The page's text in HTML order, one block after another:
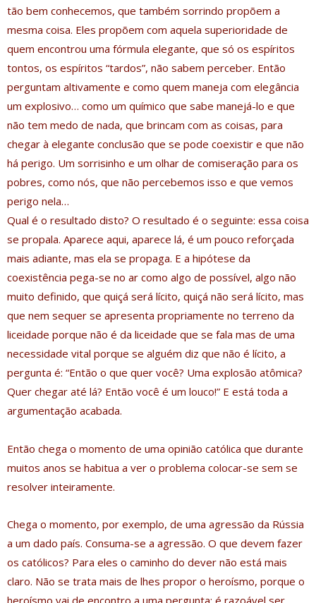
tão bem conhecemos, que também sorrindo propõem a
mesma coisa. Eles propõem com aquela superioridade de
quem encontrou uma fórmula elegante, que só os espíritos
tontos, os espíritos “tardos”, não sabem perceber. Então
perguntam altivamente e como quem maneja com elegância
um explosivo… como um químico que sabe manejá-lo e que
não tem medo de nada, que brincam com as coisas, para
chegar à elegante conclusão que se pode coexistir e que não
há perigo. Um sorrisinho e um olhar de comiseração para os
pobres, como nós, que não percebemos isso e que vemos
perigo nela…
Qual é o resultado disto? O resultado é o seguinte: essa coisa
se propala. Aparece aqui, aparece lá, é um pouco reforçada
mais adiante, mas ela se propaga. E a hipótese da
coexistência pega-se no ar como algo de possível, algo não
muito definido, que quiçá será lícito, quiçá não será lícito, mas
que nem sequer se apresenta propriamente no terreno da
liceidade porque não é da liceidade que se fala mas de uma
necessidade vital porque se alguém diz que não é lícito, a
pergunta é: “Então o que quer você? Uma explosão atômica?
Quer chegar até lá? Então você é um louco!” E está toda a
argumentação acabada.
Então chega o momento de uma opinião católica que durante
muitos anos se habitua a ver o problema colocar-se sem se
resolver inteiramente.
Chega o momento, por exemplo, de uma agressão da Rússia
a um dado país. Consuma-se a agressão. O que devem fazer
os católicos? Para eles o caminho do dever não está mais
claro. Não se trata mais de lhes propor o heroísmo, porque o
heroísmo vai de encontro a uma pergunta: é razoável ser